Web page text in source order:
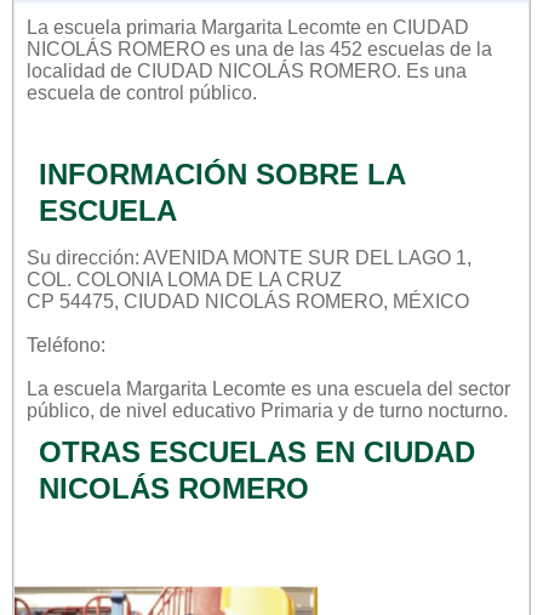
La escuela primaria Margarita Lecomte en CIUDAD
NICOLÁS ROMERO es una de las 452 escuelas de la
localidad de CIUDAD NICOLÁS ROMERO. Es una
escuela de control público.
INFORMACIÓN SOBRE LA
ESCUELA
Su dirección: AVENIDA MONTE SUR DEL LAGO 1,
COL. COLONIA LOMA DE LA CRUZ
CP 54475, CIUDAD NICOLÁS ROMERO, MÉXICO
Teléfono:
La escuela Margarita Lecomte es una escuela del sector
público, de nivel educativo Primaria y de turno nocturno.
OTRAS ESCUELAS EN CIUDAD
NICOLÁS ROMERO